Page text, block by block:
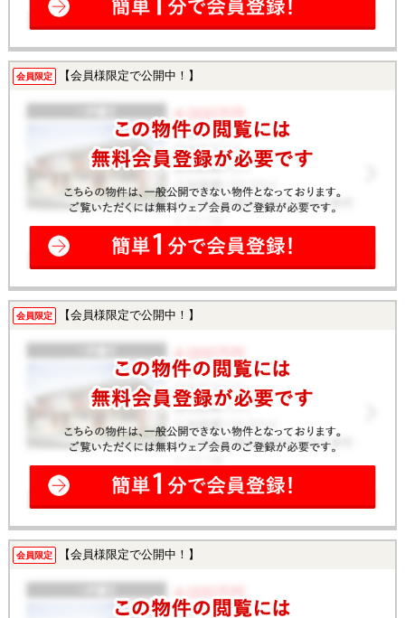
会員限定 【会員様限定で公開中！】
会員限定 【会員様限定で公開中！】
会員限定 【会員様限定で公開中！】